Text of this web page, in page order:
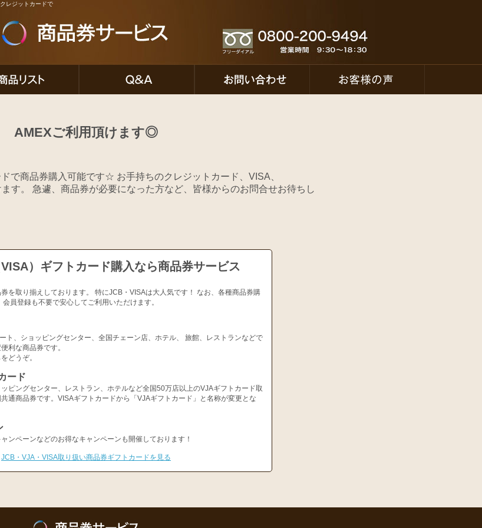
レジットカードで
AMEXご利用頂けます◎
で商品券購入可能です☆ お手持ちのクレジットカード、VISA、
す。 急遽、商品券が必要になった方など、皆様からのお問合せお待ちし
）ギフトカード購入なら商品券サービス
を取り揃えしております。 特にJCB・VISAは大人気です！ なお、各種商品券購
員登録も不要で安心してご利用いただけます。
ト、ショッピングセンター、全国チェーン店、ホテル、 旅館、レストランなどで
利な商品券です。
どうぞ。
ード
ピングセンター、レストラン、ホテルなど全国50万店以上のVJAギフトカード取
通商品券です。VISAギフトカードから「VJAギフトカード」と名称が変更とな
ンペーンなどのお得なキャンペーンも開催しております！
JCB・VJA・VISA取り扱い商品券ギフトカードを見る